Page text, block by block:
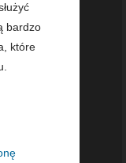
bardzo
które